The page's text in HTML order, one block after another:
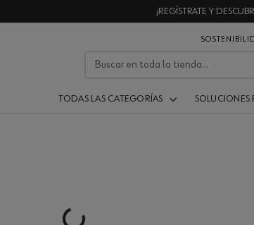
¡REGÍSTRATE Y
TODAS LAS CATEGORÍAS SOLUCIONES
Loading...